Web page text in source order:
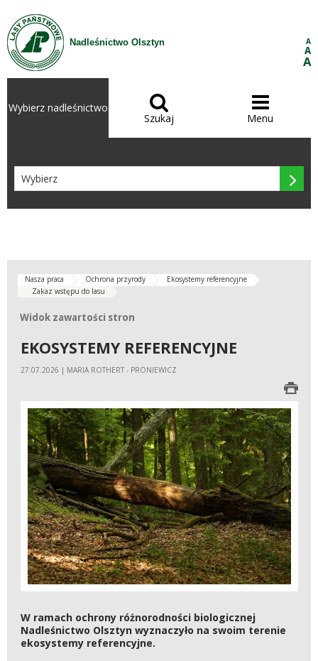
Przejdź do treści
Nadleśnictwo Olsztyn A
A
A
Wybierz nadleśnictwo 
Szukaj

Menu

Nasza praca Ochrona przyrody
Ekosystemy referencyjne
Zakaz wstępu do lasu
Widok zawartości stron
Widok zawartości stron
EKOSYSTEMY REFERENCYJNE
27.07.2026 | MARIA ROTHERT - PRONIEWICZ
W ramach ochrony różnorodności biologicznej
Nadleśnictwo Olsztyn wyznaczyło na swoim terenie
ekosystemy referencyjne.